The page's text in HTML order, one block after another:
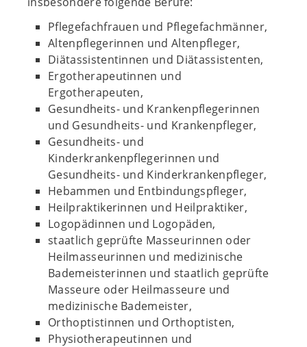
Pflegefachfrauen und Pflegefachmänner,
Altenpflegerinnen und Altenpfleger,
Diätassistentinnen und Diätassistenten,
Ergotherapeutinnen und
Ergotherapeuten,
Gesundheits- und Krankenpflegerinnen
und Gesundheits- und Krankenpfleger,
Gesundheits- und
Kinderkrankenpflegerinnen und
Gesundheits- und Kinderkrankenpfleger,
Hebammen und Entbindungspfleger,
Heilpraktikerinnen und Heilpraktiker,
Logopädinnen und Logopäden,
staatlich geprüfte Masseurinnen oder
Heilmasseurinnen und medizinische
Bademeisterinnen und staatlich geprüfte
Masseure oder Heilmasseure und
medizinische Bademeister,
Orthoptistinnen und Orthoptisten,
Physiotherapeutinnen und